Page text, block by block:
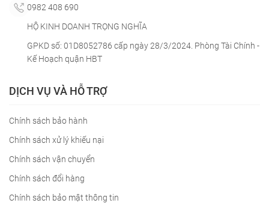
0982 408 690
HỘ KINH DOANH TRỌNG NGHĨA
GPKD số: 01D8052786 cấp ngày 28/3/2024. Phòng Tài Chính -
Kế Hoạch quận HBT
DỊCH VỤ VÀ HỖ TRỢ
Chính sách bảo hành
Chính sách xử lý khiếu nại
Chính sách vận chuyển
Chính sách đổi hàng
Chính sách bảo mật thông tin